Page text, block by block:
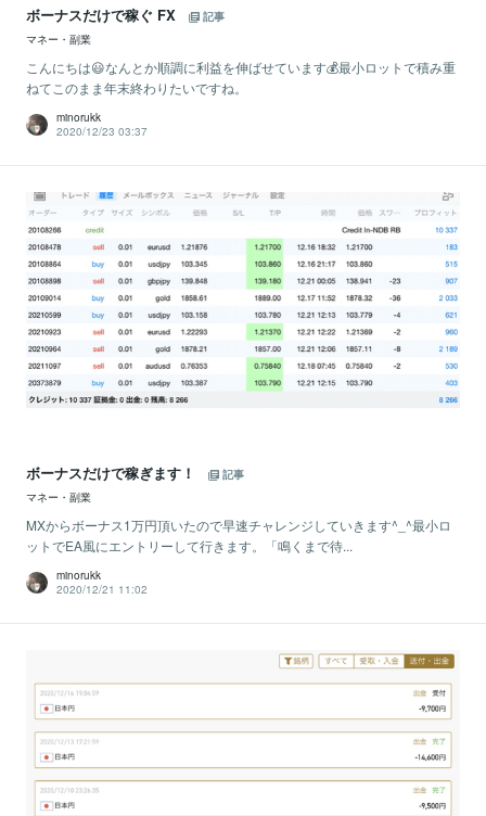
ボーナスだけで稼ぐ FX
記事
マネー・副業
こんにちは😃なんとか順調に利益を伸ばせています💰最小ロットで積み重
ねてこのまま年末終わりたいですね。
minorukk
2020/12/23 03:37
ボーナスだけで稼ぎます！
記事
マネー・副業
MXからボーナス1万円頂いたので早速チャレンジしていきます^_^最小ロ
ットでEA風にエントリーして行きます。「鳴くまで待...
minorukk
2020/12/21 11:02